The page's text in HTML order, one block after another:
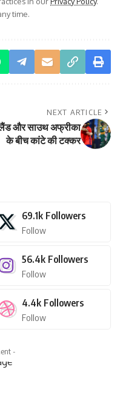
time.
NEXT ARTICLE
और साउथ अफ्रीका
के बीच कांटे की टक्‍कर
69.1k Followers
Follow
56.4k Followers
Follow
4.4k Followers
Follow
-